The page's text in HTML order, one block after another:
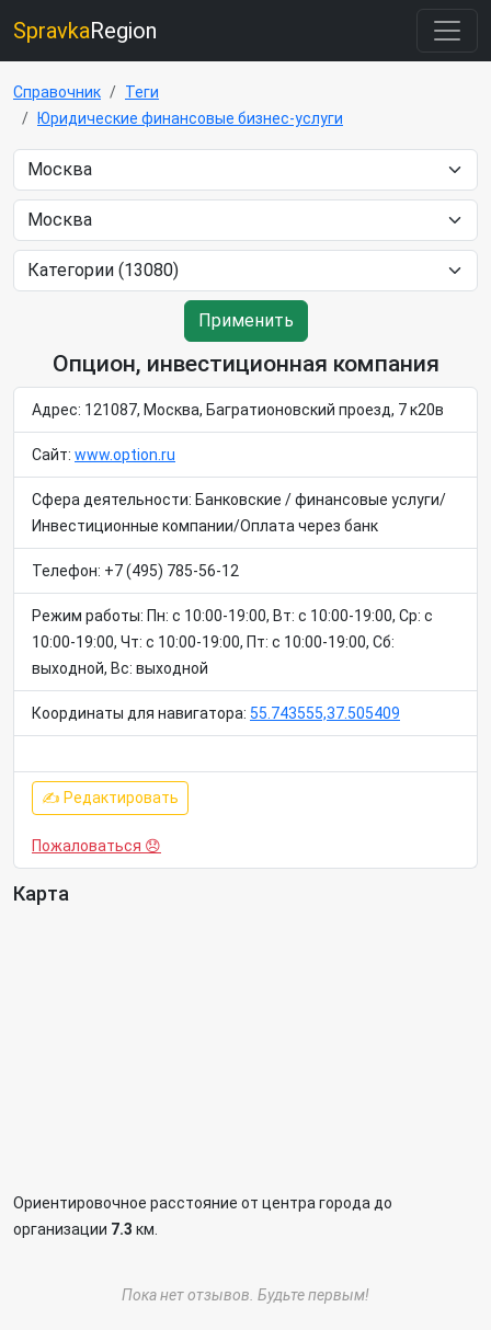
SpravkaRegion
Справочник
Теги
Юридические финансовые бизнес-услуги
Применить
Опцион, инвестиционная компания
Адрес: 121087, Москва, Багратионовский проезд, 7 к20в
Сайт: www.option.ru
Сфера деятельности: Банковские / финансовые услуги/
Инвестиционные компании/Оплата через банк
Телефон: +7 (495) 785-56-12
Режим работы: Пн: c 10:00-19:00, Вт: c 10:00-19:00, Ср: c
10:00-19:00, Чт: c 10:00-19:00, Пт: c 10:00-19:00, Сб:
выходной, Вс: выходной
Координаты для навигатора: 55.743555,37.505409
✍ Редактировать
Пожаловаться 😞
Карта
Ориентировочное расстояние от центра города до
организации 7.3 км.
Пока нет отзывов. Будьте первым!